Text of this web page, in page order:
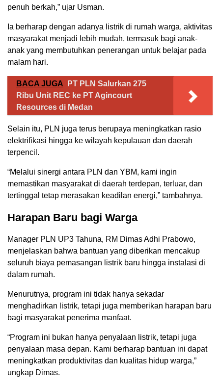
penuh berkah,” ujar Usman.
Ia berharap dengan adanya listrik di rumah warga, aktivitas
masyarakat menjadi lebih mudah, termasuk bagi anak-
anak yang membutuhkan penerangan untuk belajar pada
malam hari.
BACA JUGA
PT PLN Salurkan 275
Ribu Unit REC ke PT Agincourt
Resources di Medan
Selain itu, PLN juga terus berupaya meningkatkan rasio
elektrifikasi hingga ke wilayah kepulauan dan daerah
terpencil.
“Melalui sinergi antara PLN dan YBM, kami ingin
memastikan masyarakat di daerah terdepan, terluar, dan
tertinggal tetap merasakan keadilan energi,” tambahnya.
Harapan Baru bagi Warga
Manager PLN UP3 Tahuna, RM Dimas Adhi Prabowo,
menjelaskan bahwa bantuan yang diberikan mencakup
seluruh biaya pemasangan listrik baru hingga instalasi di
dalam rumah.
Menurutnya, program ini tidak hanya sekadar
menghadirkan listrik, tetapi juga memberikan harapan baru
bagi masyarakat penerima manfaat.
“Program ini bukan hanya penyalaan listrik, tetapi juga
penyalaan masa depan. Kami berharap bantuan ini dapat
meningkatkan produktivitas dan kualitas hidup warga,”
ungkap Dimas.